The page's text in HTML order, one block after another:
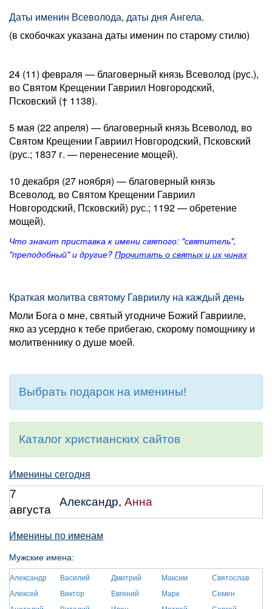
Даты именин Всеволода, даты дня Ангела.
(в скобочках указана даты именин по старому стилю)
24 (11) февраля — благоверный князь Всеволод (рус.),
во Святом Крещении Гавриил Новгородский,
Псковский († 1138).
5 мая (22 апреля) — благоверный князь Всеволод, во
Святом Крещении Гавриил Новгородский, Псковский
(рус.; 1837 г. — перенесение мощей).
10 декабря (27 ноября) — благоверный князь
Всеволод, во Святом Крещении Гавриил
Новгородский, Псковский) рус.; 1192 — обретение
мощей).
Что значит приставка к имени святого: "святитель",
"преподобный" и другие? Прочитать о святых и их чинах
Краткая молитва святому Гавриилу на каждый день
Моли Бога о мне, святый угодниче Божий Гаврииле,
яко аз усердно к тебе прибегаю, скорому помощнику и
молитвеннику о душе моей.
Выбрать подарок на именины!
Каталог христианских сайтов
Именины сегодня
7
августа
Александр, Анна
Именины по именам
Мужские имена:
Александр
Алексей
Василий
Виктор
Дмитрий
Евгений
Максим
Марк
Святослав
Семен